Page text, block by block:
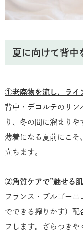
夏に向けて背中
①老廃物を流し、ライ
背中・デコルテのリン
り、冬の間に溜まりや
薄着になる夏前にこそ
立ちます。
②角質ケアで”魅せる
フランス・ブルゴー
でできる搾りかす）配
フします。ざらつきや